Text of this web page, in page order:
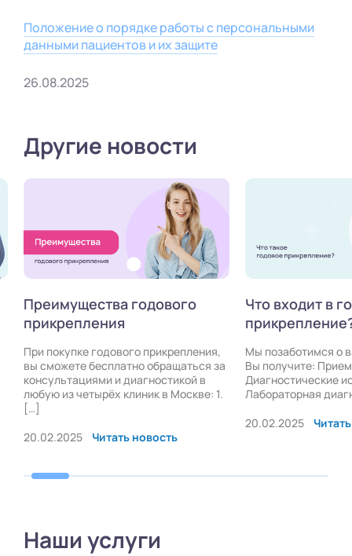
Положение о порядке работы с персональными
данными пациентов и их защите
26.08.2025
Другие новости
Преимущества годового
прикрепления
При покупке годового прикрепления,
вы сможете бесплатно обращаться за
консультациями и диагностикой в
любую из четырёх клиник в Москве: 1.
[…]
20.02.2025
Читать новость
Что входит в
Мы позаботимся о
Вы получите:
Диагностические
Лабораторная
20.02.2025
Наши услуги